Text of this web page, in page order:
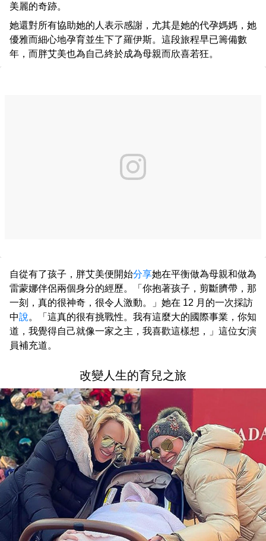
美麗的奇跡。
她還對所有協助她的人表示感謝，尤其是她的代孕媽媽，她
優雅而細心地孕育並生下了羅伊斯。這段旅程早已籌備數
年，而胖艾美也為自己終於成為母親而欣喜若狂。
自從有了孩子，胖艾美便開始分享她在平衡做為母親和做為
雷蒙娜伴侶兩個身分的經歷。「你抱著孩子，剪斷臍帶，那
一刻，真的很神奇，很令人激動。」她在 12 月的一次採訪
中說。「這真的很有挑戰性。我有這麼大的國際事業，你知
道，我覺得自己就像一家之主，我喜歡這樣想，」這位女演
員補充道。
改變人生的育兒之旅